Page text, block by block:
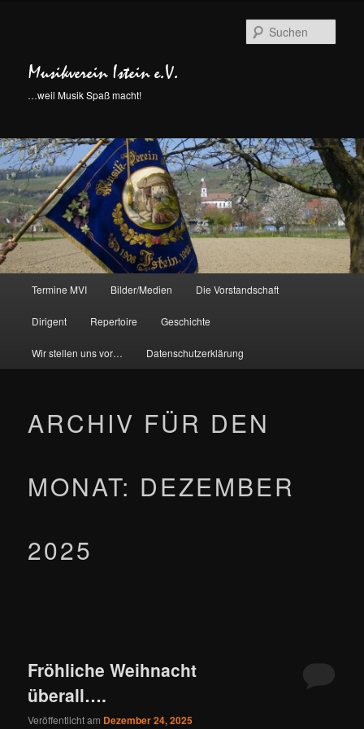
Musikverein Istein e.V.
…weil Musik Spaß macht!
Zum
Inhalt
wechseln
Zum
sekundären
Inhalt
Termine MVI Bilder/Medien Die Vorstandschaft
Dirigent Repertoire Geschichte
Wir stellen uns vor… Datenschutzerklärung
ARCHIV FÜR DEN
MONAT: DEZEMBER
2025
Fröhliche Weihnacht
überall….
Veröffentlicht am Dezember 24, 2025